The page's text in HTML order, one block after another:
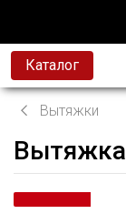
Каталог
Вытяжки
Вытяжка